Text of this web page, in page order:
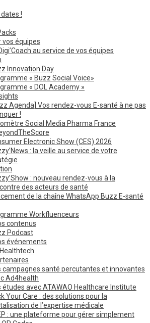
!
vos équipes
Digi’Coach au service de vos équipes
Innovation Day
« Buzz Social Voice»
« DOL Academy »
Agenda] Vos rendez-vous E-santé à ne pas
!
Social Media Pharma France
Electronic Show (CES) 2026
: la veille au service de votre
: nouveau rendez-vous à la
des acteurs de santé
de la chaîne WhatsApp Buzz E-santé
Workfluenceurs
contenus
Podcast
événements
Healthtech
campagnes santé percutantes et innovantes
Ad4health
études avec ATAWAO Healthcare Institute
Your Care : des solutions pour la
de l’expertise médicale
: une plateforme pour gérer simplement